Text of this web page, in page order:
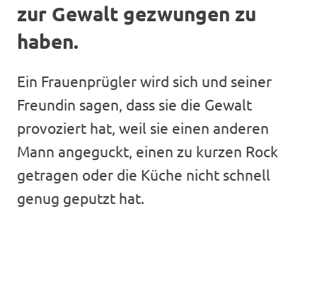
zur Gewalt gezwungen zu
haben.
Ein Frauenprügler wird sich und seiner
Freundin sagen, dass sie die Gewalt
provoziert hat, weil sie einen anderen
Mann angeguckt, einen zu kurzen Rock
getragen oder die Küche nicht schnell
genug geputzt hat.